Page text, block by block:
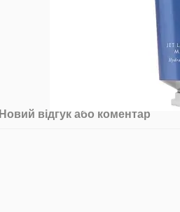
Новий відгук або коментар